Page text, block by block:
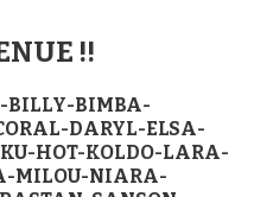
!!
BILLY-BIMBA-
DARYL-ELSA-
HOT-KOLDO-LARA-
MILOU-NIARA-